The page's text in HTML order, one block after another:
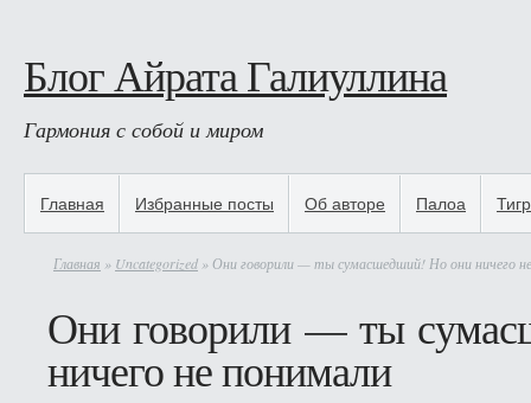
Блог Айрата Галиуллина
Гармония с собой и миром
Главная Избранные посты Об авторе Палоа
Главная » Uncategorized » Они говорили — ты сумасшедший! Но они ничего
Они говорили — ты
ничего не понимали